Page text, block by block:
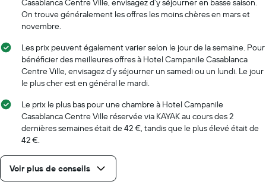
graphique,
indiquent
le
nombre
jours
avant
séjour
le
graphique,
1
Casablanca Centre Ville, envisagez d’y séjourner en basse saison.
On trouve généralement les offres les moins chères en mars et
novembre.
Les prix peuvent également varier selon le jour de la semaine. Pour
bénéficier des meilleures offres à Hotel Campanile Casablanca
Centre Ville, envisagez d’y séjourner un samedi ou un lundi. Le jour
le plus cher est en général le mardi.
Le prix le plus bas pour une chambre à Hotel Campanile
Casablanca Centre Ville réservée via KAYAK au cours des 2
dernières semaines était de 42 €, tandis que le plus élevé était de
42 €.
Voir plus de conseils